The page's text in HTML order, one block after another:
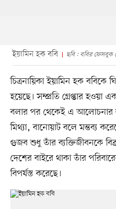
ইয়ামিন হক ববি ছবি : ববির ফেসবুক
চিত্রনায়িকা ইয়ামিন হক
হয়েছে। সম্প্রতি গ্রেপ্তার হওয়া
বলার পর থেকেই এ আলোচনার
মিথ্যা, বানোয়াট বলে মন্তব্য
গুজব শুধু তাঁর ব্যক্তিজীবনকে
দেশের বাইরে থাকা তাঁর
বিপর্যস্ত করেছে।